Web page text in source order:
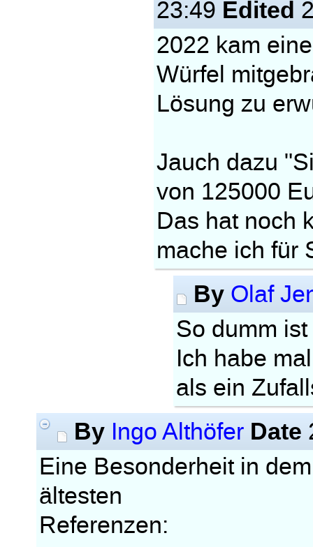
23:49 Edited
2022 kam
Würfel
Lösung zu
Jauch dazu
von 125000
Das hat noch
mache ich für
By Olaf
So dumm
Ich habe
als ein
By Ingo Althöfer Date
Eine Besonderheit in
ältesten
Referenzen: